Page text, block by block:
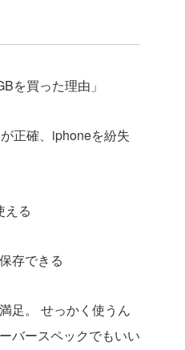
を買った理由」
正確、iphoneを紛失
える
存できる
足。
せっかく使うん
バースペックでもいい